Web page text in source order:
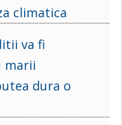
climatica
va fi
marii
dura o